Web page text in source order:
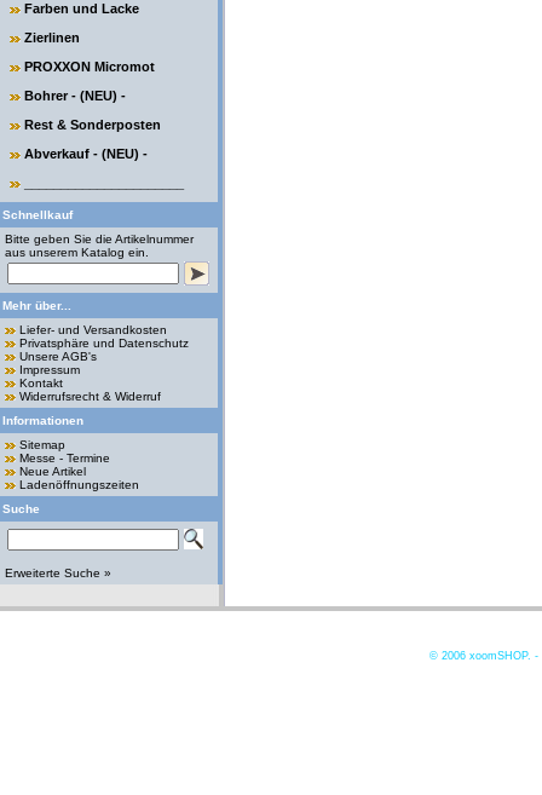
Farben und Lacke
Zierlinen
PROXXON Micromot
Bohrer - (NEU) -
Rest & Sonderposten
Abverkauf - (NEU) -
Schnellkauf
Bitte geben Sie die Artikelnummer
aus unserem Katalog ein.
Mehr über...
Liefer- und Versandkosten
Privatsphäre und Datenschutz
Unsere AGB's
Impressum
Kontakt
Widerrufsrecht & Widerruf
Informationen
Sitemap
Messe - Termine
Neue Artikel
Ladenöffnungszeiten
Suche
Erweiterte Suche »
© 2006 xoomSHOP. -